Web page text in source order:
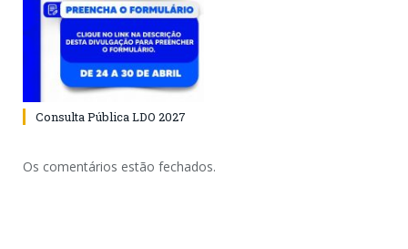
Consulta Pública LDO 2027
Os comentários estão fechados.